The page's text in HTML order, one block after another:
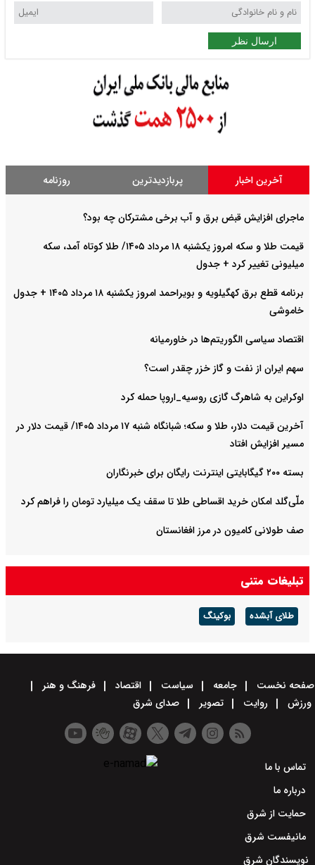
ارسال نظر
آخرین اخبار پربازدیدترین روزنامه
ماجرای افزایش قبض برق و آب برخی مشترکان چه بود؟
قیمت طلا و سکه امروز یکشنبه ۱۸ مرداد ۱۴۰۵/ طلا کوتاه آمد، سکه
میلیونی تغییر کرد + جدول
برنامه قطع برق کهگیلویه و بویراحمد امروز یکشنبه ۱۸ مرداد ۱۴۰۵ + جدول
خاموشی
اقتصاد سیاسی الگوریتم‌ها در خاورمیانه
سهم ایران از نفت و گاز خزر چقدر است؟
اوکراین به شاهرگ گازی روسیه_اروپا حمله کرد
آخرین قیمت دلار، طلا و سکه؛ شبانگاه شنبه ۱۷ مرداد ۱۴۰۵/ قیمت دلار در
مسیر افزایش افتاد
بسته ۲۰۰ گیگابایتی اینترنت رایگان برای خبرنگاران
ملّی‌گلد امکان خرید اقساطی طلا تا سقف یک میلیارد تومان را فراهم کرد
صف طولانی کامیون در مرز افغانستان
تبلیغات متنی
طلای آبشده بوکینگ
صفحه نخست جامعه سیاست اقتصاد
فرهنگ و هنر
ورزش
روایت تصویر صدای شرق
تماس با ما
درباره ما
حمایت از شرق
مانیفست شرق
نویسندگان شرق